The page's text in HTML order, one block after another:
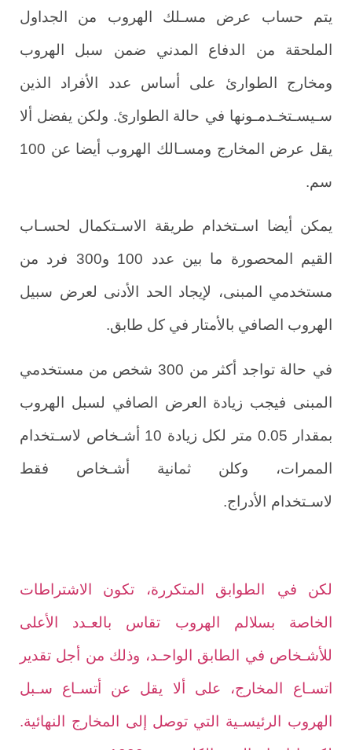
يتم حساب عرض مسـلك الهروب من الجداول
الملحقة من الدفاع المدني ضمن سبل الهروب
ومخارج الطوارئ على أساس عدد الأفراد الذين
سـيسـتخـدمـونها في حالة الطوارئ. ولكن يفضل ألا
يقل عرض المخارج ومسـالك الهروب أيضا عن 100
سم.
يمكن أيضا اسـتخدام طريقة الاسـتكمال لحسـاب
القيم المحصورة ما بين عدد 100 و300 فرد من
مستخدمي المبنى، لإيجاد الحد الأدنى لعرض سبيل
الهروب الصافي بالأمتار في كل طابق.
في
حالة تواجد أكثر من 300 شخص من مستخدمي
المبنى فيجب زيادة العرض الصافي لسبل الهروب
بمقدار 0.05
متر لكل زيادة 10 أشـخاص لاسـتخدام
الممرات، وكلن ثمانية أشـخاص فقط
لاسـتخدام الأدراج.
لكن في
الطوابق المتكررة، تكون الاشتراطات
الخاصة بسلالم الهروب تقاس بالعـدد الأعلى
للأشـخاص في الطابق الواحـد، وذلك من أجل تقدير
اتسـاع
المخارج، على ألا يقل عن أتسـاع سـبل
الهروب
الرئيسـية التي توصل إلى المخارج النهائية.